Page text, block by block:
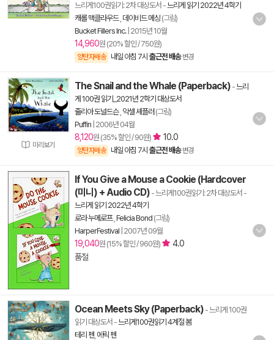
느리게100권읽기: 2차 대상도서 -느리게 읽기 2022년 4학기
캐롤 맥클라우드, 데이비드 메싱 (그림)
Bucket Fillers Inc.| 2015년 10월
14,960원 (20% 할인 / 750원)
양탄자배송 내일 아침 7시 출근전 배송 변경
미리보기
The Snail and the Whale (Paperback) -느리
게 100권 읽기_2021년 2학기 대상도서
줄리아 도널드슨, 악셀 셰플러 (그림)
Puffin 2006년 04월
8,120원 (35% 할인 / 90원) 10.0
양탄자배송 내일 아침 7시 출근전 배송 변경
If You Give a Mouse a Cookie (Hardcover
(미니) + Audio CD) - 느리게100권읽기: 2차 대상도서 -
느리게 읽기 2022년 4학기
로라 누메로프, Felicia Bond (그림)
HarperFestival 2007년 09월
19,040원 (15% 할인 / 960원)
4.0
품절
Ocean Meets Sky (Paperback) - 느리게 100권
읽기 대상도서 -느리게100권읽기 4계절 봄
테리 펜 에릭 펜